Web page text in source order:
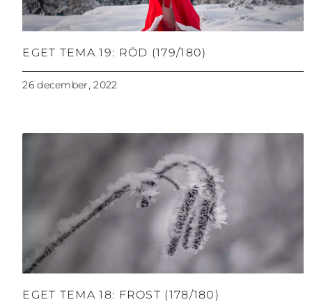
EGET TEMA 19: RÖD (179/180)
26 december, 2022
EGET TEMA 18: FROST (178/180)